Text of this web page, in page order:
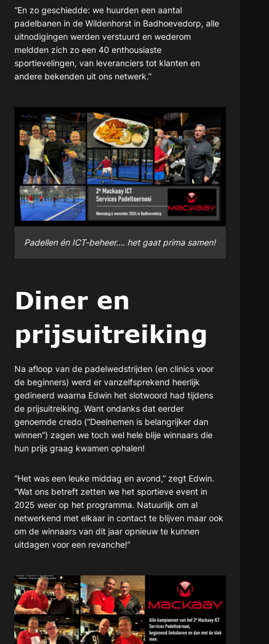
“En zo geschiedde: we huurden een aantal
padelbanen in de Wildenhorst in Badhoevedorp, alle
uitnodigingen werden verstuurd en wederom
meldden zich zo een 40 enthousiaste
sportievelingen, van leveranciers tot klanten en
andere bekenden uit ons netwerk.”
Padellen én ICT-beheer…. het gaat prima samen!
Diner en
prijsuitreiking
Na afloop van de padelwedstrijden (en clinics voor
de beginners) werd er vanzelfsprekend heerlijk
gedineerd waarna Edwin het slotwoord had tijdens
de prijsuitreiking. Want ondanks dat eerder
genoemde credo (“Deelnemen is belangrijker dan
winnen”) zagen we toch wel hele blije winnaars die
hun prijs graag kwamen ophalen!
“Het was een leuke middag en avond,” zegt Edwin.
“Wat ons betreft zetten we het sportieve event in
2025 weer op het programma. Natuurlijk om al
netwerkend met elkaar in contact te blijven maar ook
om de winnaars van dit jaar opnieuw te kunnen
uitdagen voor een revanche!”